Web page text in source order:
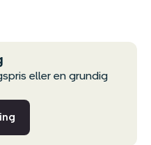
eller en grundig